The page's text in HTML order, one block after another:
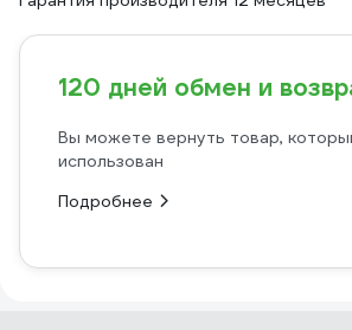
120 дней обмен и
Вы можете вернуть товар,
использован
Подробнее